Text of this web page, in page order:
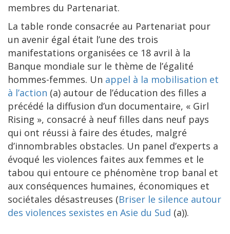
membres du Partenariat.
La table ronde consacrée au Partenariat pour
un avenir égal était l’une des trois
manifestations organisées ce 18 avril à la
Banque mondiale sur le thème de l’égalité
hommes-femmes. Un appel à la mobilisation et
à l’action (a) autour de l’éducation des filles a
précédé la diffusion d’un documentaire, « Girl
Rising », consacré à neuf filles dans neuf pays
qui ont réussi à faire des études, malgré
d’innombrables obstacles. Un panel d’experts a
évoqué les violences faites aux femmes et le
tabou qui entoure ce phénomène trop banal et
aux conséquences humaines, économiques et
sociétales désastreuses (Briser le silence autour
des violences sexistes en Asie du Sud (a)).